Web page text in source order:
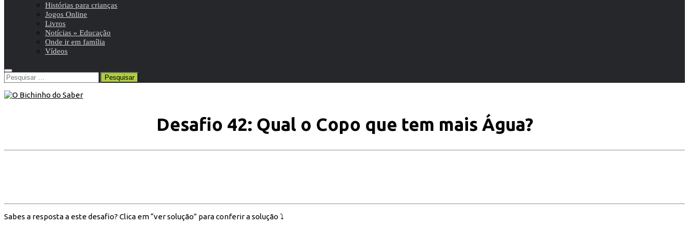
Histórias para crianças
Jogos Online
Livros
Notícias » Educação
Onde ir em família
Vídeos
Pesquisar
por:
Desafio 42: Qual o Copo que tem mais Água?
Sabes a resposta a este desafio? Clica em “ver solução” para conferir a solução ⤵